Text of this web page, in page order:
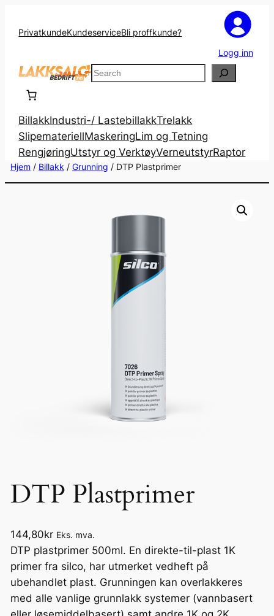
PrivatkundeKundeserviceBli proffkunde?
Logg inn
Search
BillakkIndustri-/ LastebillakkTrelakk
SlipemateriellMaskeringLim og Tetning
RengjøringUtstyr og VerktøyVerneutstyrRaptor
Hjem/ Billakk / Grunning / DTP Plastprimer
DTP Plastprimer
144,80kr Eks. mva.
DTP plastprimer 500ml. En direkte-til-plast 1K
primer fra silco, har utmerket vedheft på
ubehandlet plast. Grunningen kan overlakkeres
med alle vanlige grunnlakk systemer (vannbasert